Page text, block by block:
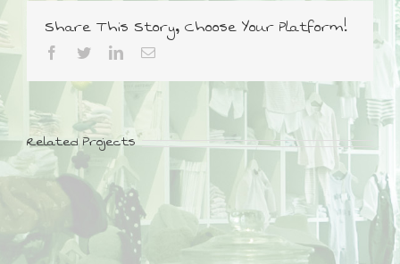
Share This Story, Choose Your Platform!
Related Projects